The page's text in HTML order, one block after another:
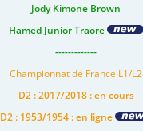
Jody Kimone Brown
Hamed Junior Traore
-------------
Championnat de France L1/L2
D2 : 2017/2018 : en cours
D2 : 1953/1954 : en ligne